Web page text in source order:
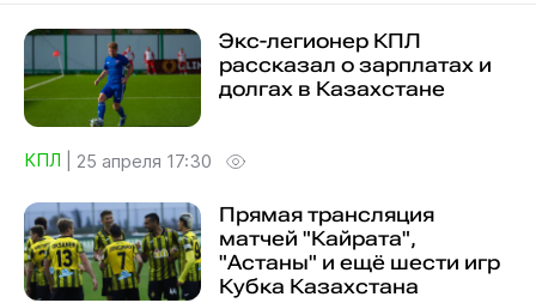
Экс-легионер КПЛ
рассказал о зарплатах и
долгах в Казахстане
КПЛ 25 апреля 17:30
Прямая трансляция
матчей "Кайрата",
"Астаны" и ещё шести игр
Кубка Казахстана